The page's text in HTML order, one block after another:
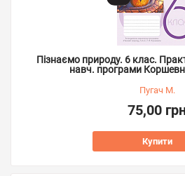
Пізнаємо природу. 6 клас.
навч. програми
Пугач М.
75,00
Купити